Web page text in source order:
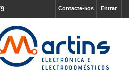
Entrar
Contacte-nos